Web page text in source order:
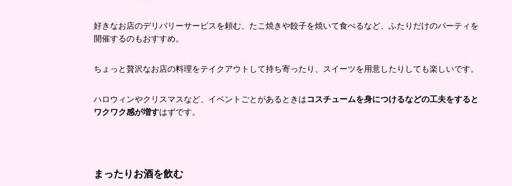
好きなお店のデリバリーサービスを頼む、たこ焼きや餃子を焼いて食べるなど、ふたりだけのパーティを
開催するのもおすすめ。
ちょっと贅沢なお店の料理をテイクアウトして持ち寄ったり、スイーツを用意したりしても楽しいです。
ハロウィンやクリスマスなど、イベントごとがあるときはコスチュームを身につけるなどの工夫をすると
ワクワク感が増すはずです。
まったりお酒を飲む